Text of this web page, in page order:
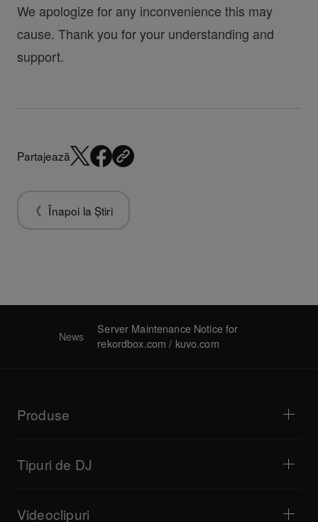
We apologize for any inconvenience this may
cause. Thank you for your understanding and
support.
Partajează
Înapoi la Știri
News
Server Maintenance Notice for
rekordbox.com / kuvo.com
Produse
Mixere DJ
Sisteme DJ complete
Mostre DJ
Tipuri de DJ
Transmisiune live
Videoclipuri